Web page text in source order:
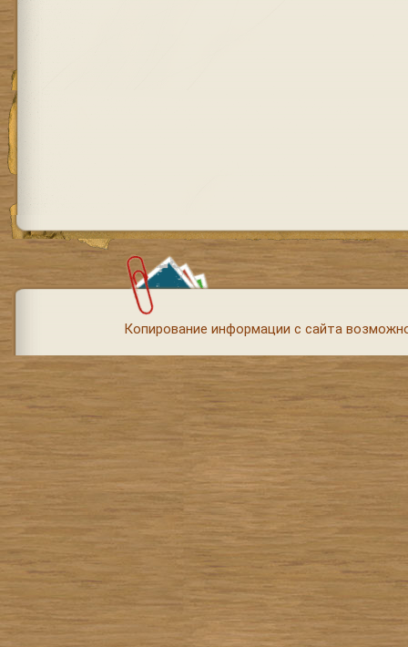
Копирование информации с сайта